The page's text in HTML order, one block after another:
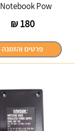
Notebook Pow...
180
₪